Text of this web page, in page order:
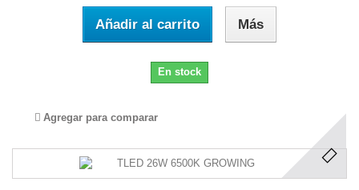
Añadir al carrito Más
En stock
Agregar para comparar